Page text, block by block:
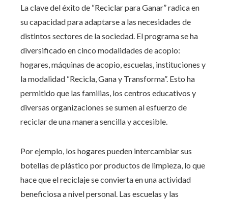
La clave del éxito de “Reciclar para Ganar” radica en
su capacidad para adaptarse a las necesidades de
distintos sectores de la sociedad. El programa se ha
diversificado en cinco modalidades de acopio:
hogares, máquinas de acopio, escuelas, instituciones y
la modalidad “Recicla, Gana y Transforma”. Esto ha
permitido que las familias, los centros educativos y
diversas organizaciones se sumen al esfuerzo de
reciclar de una manera sencilla y accesible.
Por ejemplo, los hogares pueden intercambiar sus
botellas de plástico por productos de limpieza, lo que
hace que el reciclaje se convierta en una actividad
beneficiosa a nivel personal. Las escuelas y las